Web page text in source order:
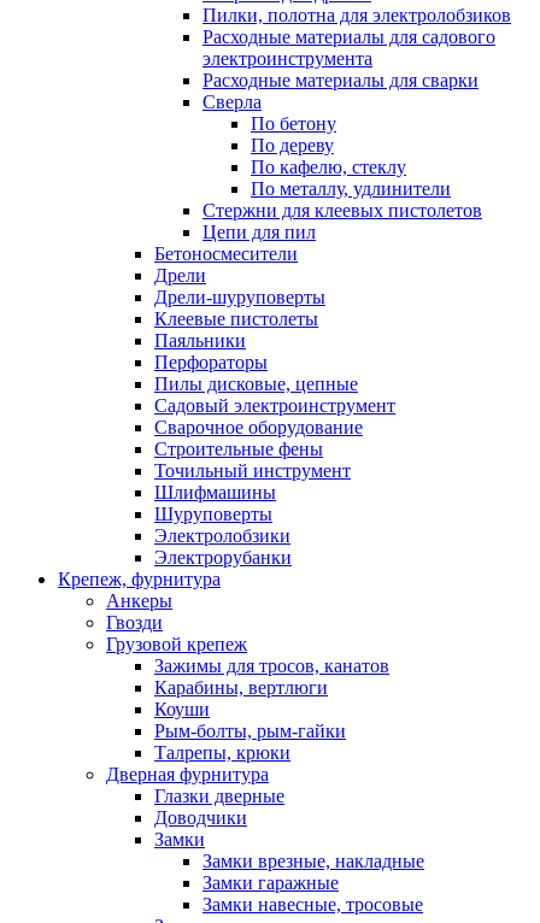
Пилки, полотна для электролобзиков
Расходные материалы для садового
электроинструмента
Расходные материалы для сварки
Сверла
По бетону
По дереву
По кафелю, стеклу
По металлу, удлинители
Стержни для клеевых пистолетов
Цепи для пил
Бетоносмесители
Дрели
Дрели-шуруповерты
Клеевые пистолеты
Паяльники
Перфораторы
Пилы дисковые, цепные
Садовый электроинструмент
Сварочное оборудование
Строительные фены
Точильный инструмент
Шлифмашины
Шуруповерты
Электролобзики
Электрорубанки
Крепеж, фурнитура
Анкеры
Гвозди
Грузовой крепеж
Зажимы для тросов, канатов
Карабины, вертлюги
Коуши
Рым-болты, рым-гайки
Талрепы, крюки
Дверная фурнитура
Глазки дверные
Доводчики
Замки
Замки врезные, накладные
Замки гаражные
Замки навесные, тросовые